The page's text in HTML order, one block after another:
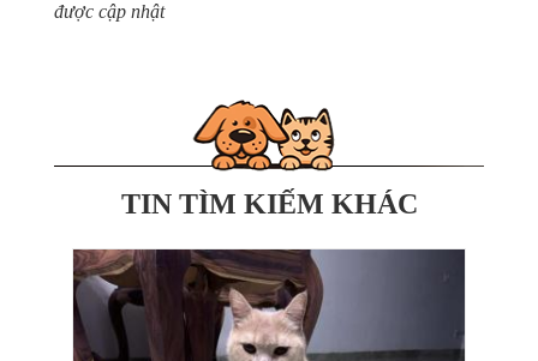
được cập nhật
TIN TÌM KIẾM KHÁC